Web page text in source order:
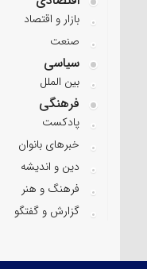
بازار و اقتصاد
صنعت
سیاسی
بین الملل
فرهنگی
پادکست
خبرهای بانوان
دین و اندیشه
فرهنگ و هنر
گزارش و گفتگو